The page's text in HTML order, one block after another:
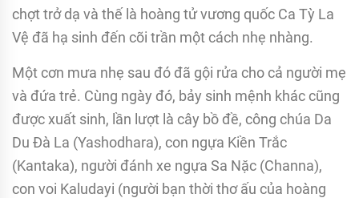
chợt trở dạ và thế là hoàng tử vương quốc Ca Tỳ La
Vệ đã hạ sinh đến cõi trần một cách nhẹ nhàng.
Một cơn mưa nhẹ sau đó đã gội rửa cho cả người mẹ
và đứa trẻ. Cùng ngày đó, bảy sinh mệnh khác cũng
được xuất sinh, lần lượt là cây bồ đề, công chúa Da
Du Đà La (Yashodhara), con ngựa Kiền Trắc
(Kantaka), người đánh xe ngựa Sa Nặc (Channa),
con voi Kaludayi (người bạn thời thơ ấu của hoàng